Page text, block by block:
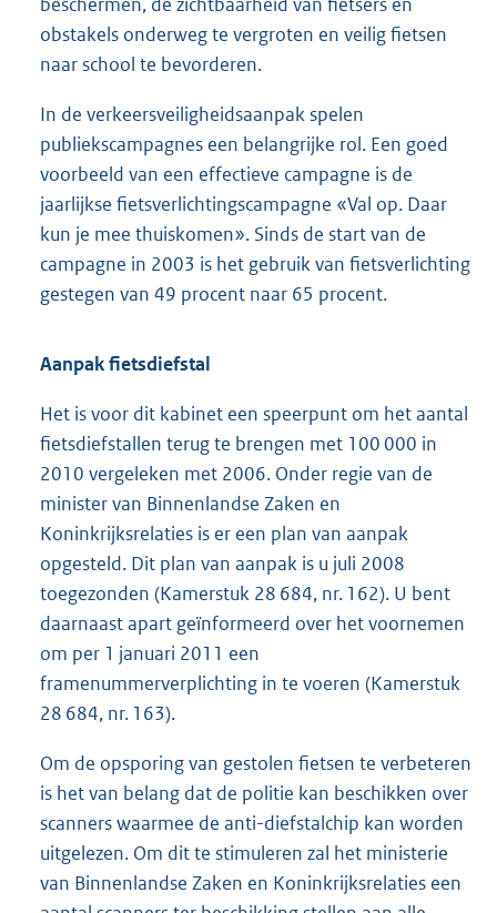
obstakels onderweg te vergroten en veilig fietsen
naar school te bevorderen.
In de verkeersveiligheidsaanpak spelen
publiekscampagnes een belangrijke rol. Een goed
voorbeeld van een effectieve campagne is de
jaarlijkse fietsverlichtingscampagne «Val op. Daar
kun je mee thuiskomen». Sinds de start van de
campagne in 2003 is het gebruik van fietsverlichting
gestegen van 49 procent naar 65 procent.
Aanpak fietsdiefstal
Het is voor dit kabinet een speerpunt om het aantal
fietsdiefstallen terug te brengen met 100 000 in
2010 vergeleken met 2006. Onder regie van de
minister van Binnenlandse Zaken en
Koninkrijksrelaties is er een plan van aanpak
opgesteld. Dit plan van aanpak is u juli 2008
toegezonden (Kamerstuk 28 684, nr. 162). U bent
daarnaast apart geïnformeerd over het voornemen
om per 1 januari 2011 een
framenummerverplichting in te voeren (Kamerstuk
28 684, nr. 163).
Om de opsporing van gestolen fietsen te verbeteren
is het van belang dat de politie kan beschikken over
scanners waarmee de anti-diefstalchip kan worden
uitgelezen. Om dit te stimuleren zal het ministerie
van Binnenlandse Zaken en Koninkrijksrelaties een